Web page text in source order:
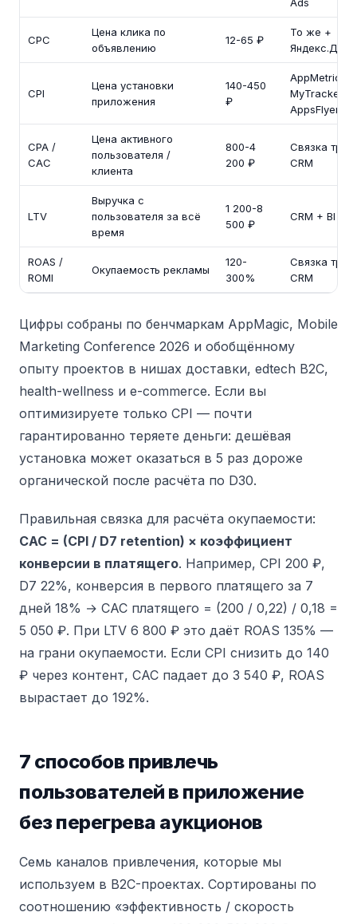
CPC
Цена клика по
объявлению
12-65 ₽
То же +
CPI
Цена установки
приложения
140-450
₽
AppMetrica,
MyTracker,
AppsFlyer
CPA /
CAC
Цена активного
пользователя /
клиента
800-4
200 ₽
Связка
CRM
LTV
Выручка с
пользователя за всё
время
1 200-8
500 ₽
CRM + BI
ROAS /
ROMI
Окупаемость рекламы
120-
300%
Связка
CRM
Цифры собраны по бенчмаркам AppMagic, Mobile
Marketing Conference 2026 и обобщённому
опыту проектов в нишах доставки, edtech B2C,
health-wellness и e-commerce. Если вы
оптимизируете только CPI — почти
гарантированно теряете деньги: дешёвая
установка может оказаться в 5 раз дороже
органической после расчёта по D30.
Правильная связка для расчёта окупаемости:
CAC = (CPI / D7 retention) × коэффициент
конверсии в платящего. Например, CPI 200 ₽,
D7 22%, конверсия в первого платящего за 7
дней 18% → CAC платящего = (200 / 0,22) / 0,18 =
5 050 ₽. При LTV 6 800 ₽ это даёт ROAS 135% —
на грани окупаемости. Если CPI снизить до 140
₽ через контент, CAC падает до 3 540 ₽, ROAS
вырастает до 192%.
7 способов привлечь
пользователей в приложение
без перегрева аукционов
Семь каналов привлечения, которые мы
используем в B2C-проектах. Сортированы по
соотношению «эффективность / скорость